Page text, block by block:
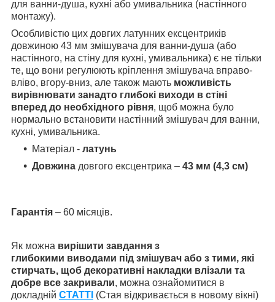
для ванни-душа, кухні або умивальника (настінного
монтажу).
Особливістю цих довгих латунних ексцентриків
довжиною 43 мм змішувача для ванни-душа (або
настінного, на стіну для кухні, умивальника) є не тільки
те, що вони регулюють кріплення змішувача вправо-
вліво, вгору-вниз, але також мають можливість
вирівнювати занадто глибокі виходи в стіні
вперед до необхідного рівня, щоб можна було
нормально встановити настінний змішувач для ванни,
кухні, умивальника.
Матеріал - латунь
Довжина довгого ексцентрика – 43 мм (4,3 см)
Гарантія – 60 місяців.
Як можна вирішити завдання з
глибокими виводами під змішувач або з тими, які
стирчать, щоб декоративні накладки влізали та
добре все закривали, можна ознайомитися в
докладній СТАТТІ (Стая відкривається в новому вікні)